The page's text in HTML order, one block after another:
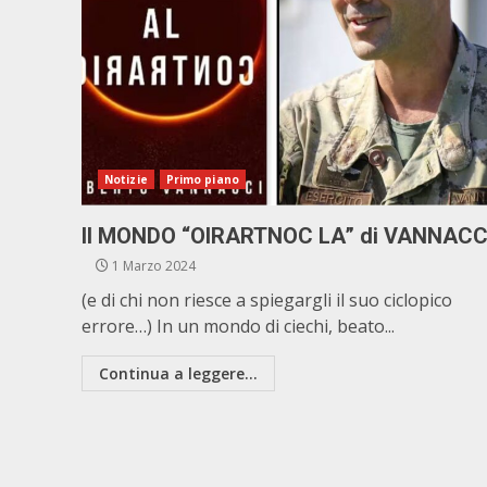
Notizie Primo piano
Il MONDO “OIRARTNOC LA” di
1 Marzo 2024
(e di chi non riesce a spiegargli il suo ciclopico
errore…) In un mondo di ciechi, beato...
Continua a leggere...